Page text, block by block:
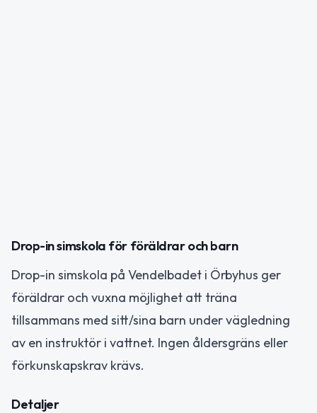
Drop-in simskola för föräldrar och barn
Drop-in simskola på Vendelbadet i Örbyhus ger
föräldrar och vuxna möjlighet att träna
tillsammans med sitt/sina barn under vägledning
av en instruktör i vattnet. Ingen åldersgräns eller
förkunskapskrav krävs.
Detaljer